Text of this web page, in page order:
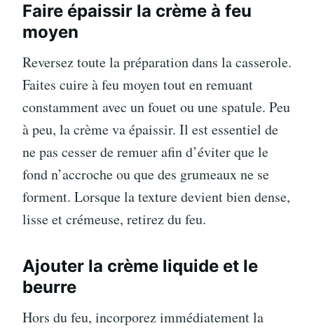
Faire épaissir la crème à feu
moyen
Reversez toute la préparation dans la casserole.
Faites cuire à feu moyen tout en remuant
constamment avec un fouet ou une spatule. Peu
à peu, la crème va épaissir. Il est essentiel de
ne pas cesser de remuer afin d’éviter que le
fond n’accroche ou que des grumeaux ne se
forment. Lorsque la texture devient bien dense,
lisse et crémeuse, retirez du feu.
Ajouter la crème liquide et le
beurre
Hors du feu, incorporez immédiatement la